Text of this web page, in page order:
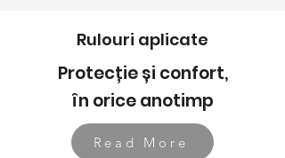
Rulouri aplicate
Protecție și confort,
în orice anotimp
Read More